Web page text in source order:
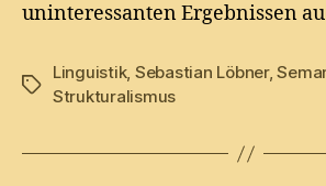
uninteressanten Ergebnissen
Tags
Linguistik, Sebastian Löbner,
Strukturalismus